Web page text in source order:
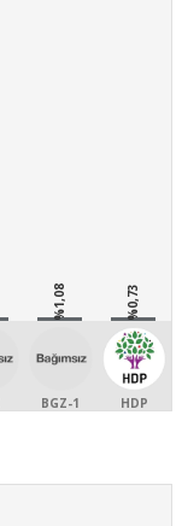
%1,08
BGZ-1
%0,73
HDP